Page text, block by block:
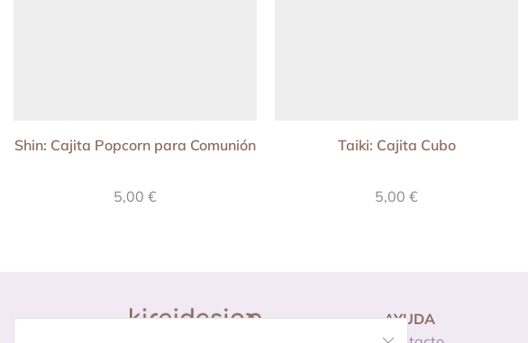
Shin: Cajita Popcorn para Comunión
5,00 €
Taiki: Cajita Cubo
5,00 €
AYUDA